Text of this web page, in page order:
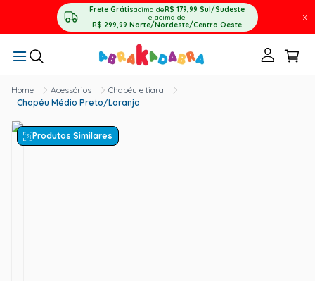
Frete Grátisacima deR$ 179,99 Sul/Sudeste
e acima de
R$ 299,99 Norte/Nordeste/Centro Oeste
X
Acessórios
Chapéu e tiara
Chapéu Médio Preto/Laranja
Produtos Similares